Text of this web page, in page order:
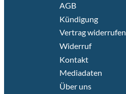
AGB
Kündigung
Vertrag widerrufen
Widerruf
Kontakt
Mediadaten
Über uns